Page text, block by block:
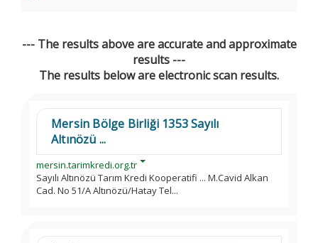
--- The results above are accurate and approximate
results ---
The results below are electronic scan results.
Mersin Bölge Birliği 1353 Sayılı
Altınözü ...
mersin.tarimkredi.org.tr
Sayılı Altınözü Tarım Kredi Kooperatifi ... M.Cavid Alkan
Cad. No 51/A Altınözü/Hatay Tel...